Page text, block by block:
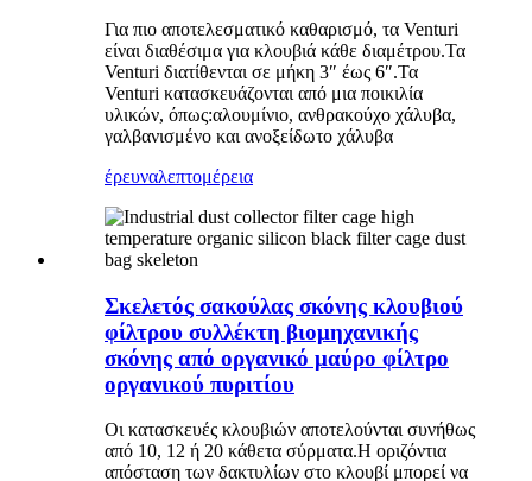
Για πιο αποτελεσματικό καθαρισμό, τα Venturi
είναι διαθέσιμα για κλουβιά κάθε διαμέτρου.Τα
Venturi διατίθενται σε μήκη 3″ έως 6″.Τα
Venturi κατασκευάζονται από μια ποικιλία
υλικών, όπως:αλουμίνιο, ανθρακούχο χάλυβα,
γαλβανισμένο και ανοξείδωτο χάλυβα
έρευναλεπτομέρεια
Σκελετός σακούλας σκόνης κλουβιού
φίλτρου συλλέκτη βιομηχανικής
σκόνης από οργανικό μαύρο φίλτρο
οργανικού πυριτίου
Οι κατασκευές κλουβιών αποτελούνται συνήθως
από 10, 12 ή 20 κάθετα σύρματα.Η οριζόντια
απόσταση των δακτυλίων στο κλουβί μπορεί να